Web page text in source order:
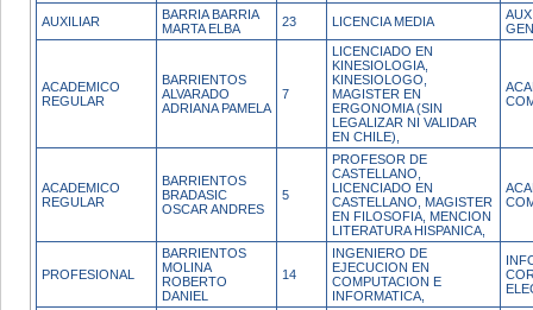
AUXILIAR
BARRIA BARRIA
MARTA ELBA
23 LICENCIA MEDIA
ACADEMICO
REGULAR
BARRIENTOS
ALVARADO
ADRIANA PAMELA
7
LICENCIADO EN
KINESIOLOGIA,
KINESIOLOGO,
MAGISTER EN
ERGONOMIA (SIN
LEGALIZAR NI VALIDAR
EN CHILE),
ACADEMICO
REGULAR
BARRIENTOS
BRADASIC
OSCAR ANDRES
5
PROFESOR DE
CASTELLANO,
LICENCIADO EN
CASTELLANO, MAGISTER
EN FILOSOFIA, MENCION
LITERATURA HISPANICA,
PROFESIONAL
BARRIENTOS
MOLINA
ROBERTO
DANIEL
14
INGENIERO DE
EJECUCION EN
COMPUTACION E
INFORMATICA,